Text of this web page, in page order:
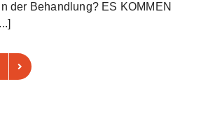
der Behandlung? ES KOMMEN